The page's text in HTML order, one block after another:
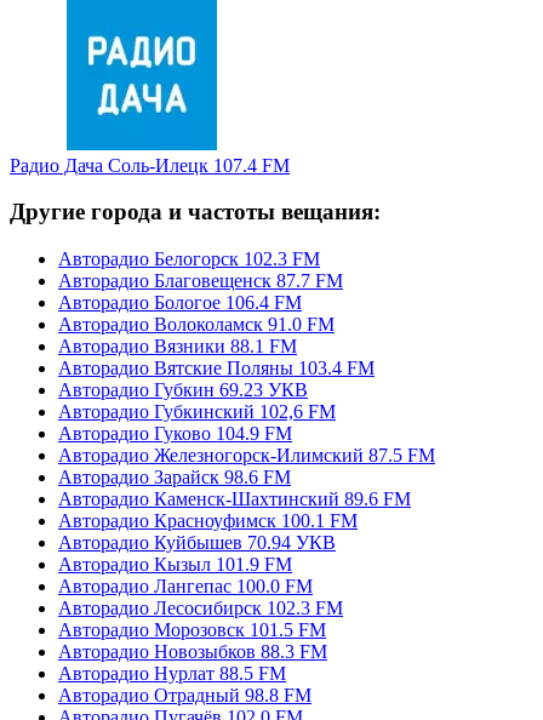
Радио Дача Соль-Илецк 107.4 FM
Другие города и частоты вещания:
Авторадио Белогорск 102.3 FM
Авторадио Благовещенск 87.7 FM
Авторадио Бологое 106.4 FM
Авторадио Волоколамск 91.0 FM
Авторадио Вязники 88.1 FM
Авторадио Вятские Поляны 103.4 FM
Авторадио Губкин 69.23 УКВ
Авторадио Губкинский 102,6 FM
Авторадио Гуково 104.9 FM
Авторадио Железногорск-Илимский 87.5 FM
Авторадио Зарайск 98.6 FM
Авторадио Каменск-Шахтинский 89.6 FM
Авторадио Красноуфимск 100.1 FM
Авторадио Куйбышев 70.94 УКВ
Авторадио Кызыл 101.9 FM
Авторадио Лангепас 100.0 FM
Авторадио Лесосибирск 102.3 FM
Авторадио Морозовск 101.5 FM
Авторадио Новозыбков 88.3 FM
Авторадио Нурлат 88.5 FM
Авторадио Отрадный 98.8 FM